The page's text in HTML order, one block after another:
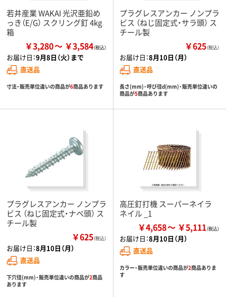
若井産業 WAKAI 光沢亜鉛め
っき（E/G） スクリング釘 4kg
箱
￥3,280 ￥3,584
お届け日：9月8日（火）まで
直送品
寸法・販売単位違いの商品が6商品あります
プラグレスアンカー ノンプラ
ビス （ねじ固定式・サラ頭） ス
チール製
￥625（税込）
お届け日：8月10日（月）
直送品
長さ(mm)・呼び径d(mm)・販売単位違いの
商品が5商品あります
プラグレスアンカー ノンプラ
ビス （ねじ固定式・ナベ頭） ス
チール製
￥625（税込）
お届け日：8月10日（月）
直送品
下穴径(mm)・販売単位違いの商品が2商品
あります
高圧釘打機 スーパーネイラ
ネイル _1
￥4,658 ￥5,111
お届け日：8月10日（月）
直送品
カラー・販売単位違いの商品が2商品ありま
す